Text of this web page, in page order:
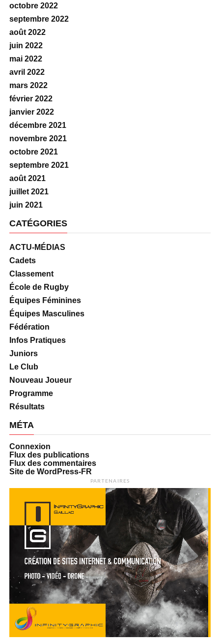
octobre 2022
septembre 2022
août 2022
juin 2022
mai 2022
avril 2022
mars 2022
février 2022
janvier 2022
décembre 2021
novembre 2021
octobre 2021
septembre 2021
août 2021
juillet 2021
juin 2021
CATÉGORIES
ACTU-MÉDIAS
Cadets
Classement
École de Rugby
Équipes Féminines
Équipes Masculines
Fédération
Infos Pratiques
Juniors
Le Club
Nouveau Joueur
Programme
Résultats
MÉTA
Connexion
Flux des publications
Flux des commentaires
Site de WordPress-FR
PARTENAIRES